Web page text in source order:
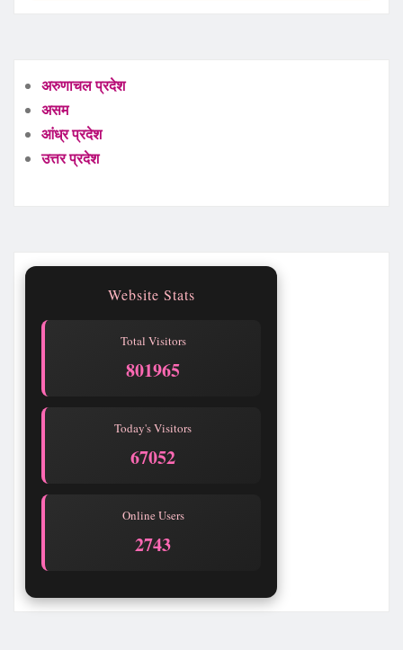
अरुणाचल प्रदेश
असम
आंध्र प्रदेश
उत्तर प्रदेश
Website Stats
Total Visitors
801965
Today's Visitors
67052
Online Users
2739